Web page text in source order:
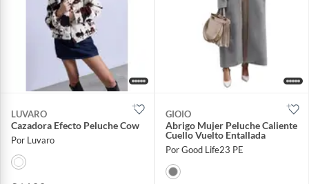
LUVARO
Cazadora Efecto Peluche Cow
Por Luvaro
GIOIO
Abrigo Mujer Peluche Caliente
Cuello Vuelto Entallada​
Por Good Life23 PE